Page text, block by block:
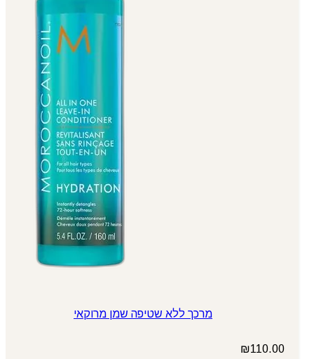
מרכך ללא שטיפה שמן מרוקאי
₪110.00